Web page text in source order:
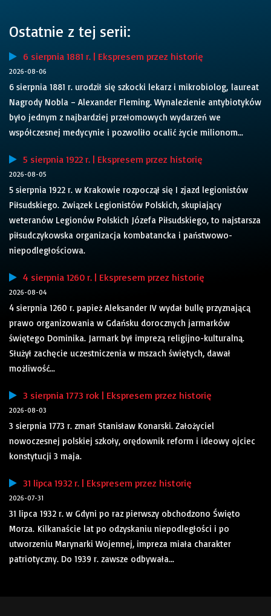
Ostatnie z tej serii:
6 sierpnia 1881 r. | Ekspresem przez historię
2026-08-06
6 sierpnia 1881 r. urodził się szkocki lekarz i mikrobiolog, laureat
Nagrody Nobla – Alexander Fleming. Wynalezienie antybiotyków
było jednym z najbardziej przełomowych wydarzeń we
współczesnej medycynie i pozwoliło ocalić życie milionom...
5 sierpnia 1922 r. | Ekspresem przez historię
2026-08-05
5 sierpnia 1922 r. w Krakowie rozpoczął się I zjazd legionistów
Piłsudskiego. Związek Legionistów Polskich, skupiający
weteranów Legionów Polskich Józefa Piłsudskiego, to najstarsza
piłsudczykowska organizacja kombatancka i państwowo-
niepodległościowa.
4 sierpnia 1260 r. | Ekspresem przez historię
2026-08-04
4 sierpnia 1260 r. papież Aleksander IV wydał bullę przyznającą
prawo organizowania w Gdańsku dorocznych jarmarków
świętego Dominika. Jarmark był imprezą religijno-kulturalną.
Służył zachęcie uczestniczenia w mszach świętych, dawał
możliwość...
3 sierpnia 1773 rok | Ekspresem przez historię
2026-08-03
3 sierpnia 1773 r. zmarł Stanisław Konarski. Założyciel
nowoczesnej polskiej szkoły, orędownik reform i ideowy ojciec
konstytucji 3 maja.
31 lipca 1932 r. | Ekspresem przez historię
2026-07-31
31 lipca 1932 r. w Gdyni po raz pierwszy obchodzono Święto
Morza. Kilkanaście lat po odzyskaniu niepodległości i po
utworzeniu Marynarki Wojennej, impreza miała charakter
patriotyczny. Do 1939 r. zawsze odbywała...